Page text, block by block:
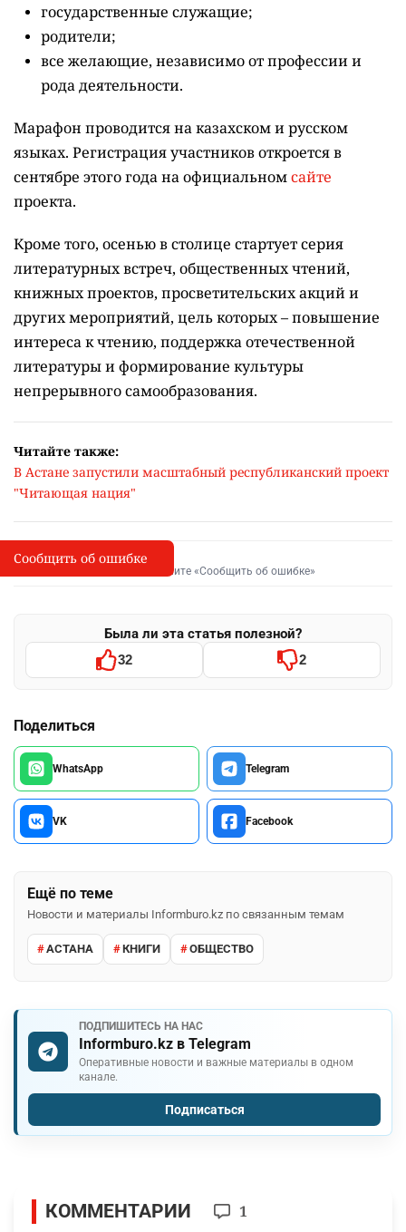
государственные служащие;
родители;
все желающие, независимо от профессии и
рода деятельности.
Марафон проводится на казахском и русском
языках. Регистрация участников откроется в
сентябре этого года на официальномсайте
проекта.
Кроме того, осенью в столице стартует серия
литературных встреч, общественных чтений,
книжных проектов, просветительских акций и
других мероприятий, цель которых –повышение
интереса к чтению, поддержка отечественной
литературы и формирование культуры
непрерывного самообразования.
Читайте также:
В Астане запустили масштабный республиканский проект
"Читающая нация"
I
Сообщить об опечатке
Выделите фрагмент и нажмите «Сообщить об ошибке»
Была ли эта статья полезной?
32 2
Поделиться
WhatsApp Telegram
VK Facebook
Ещё по теме
Новости и материалы Informburo.kz по связанным темам
АСТАНА КНИГИ ОБЩЕСТВО
ПОДПИШИТЕСЬ НА НАС
Informburo.kz в Telegram
Оперативные новости и важные материалы в одном
канале.
Подписаться
Сообщить об ошибке
КОММЕНТАРИИ 1